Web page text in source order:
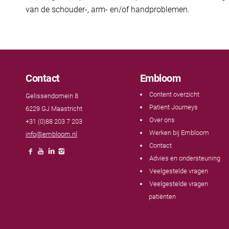
van de schouder-, arm- en/of handproblemen.
Contact
Gelissendomein 8
6229 GJ Maastricht
+31 (0)88 203 7 203
info@embloom.nl
Embloom
Content overzicht
Patient Journeys
Over ons
Werken bij Embloom
Contact
Advies en ondersteuning
Veelgestelde vragen
Veelgestelde vragen
patiënten